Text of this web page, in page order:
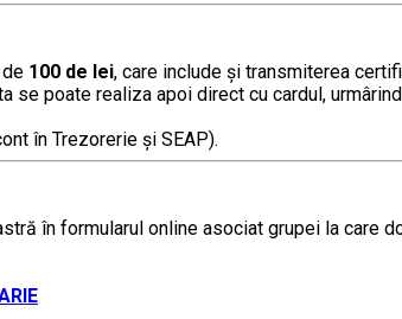
100 de lei, care include şi transmiterea
poate realiza apoi direct cu cardul,
în Trezorerie și SEAP).
în formularul online asociat grupei la care